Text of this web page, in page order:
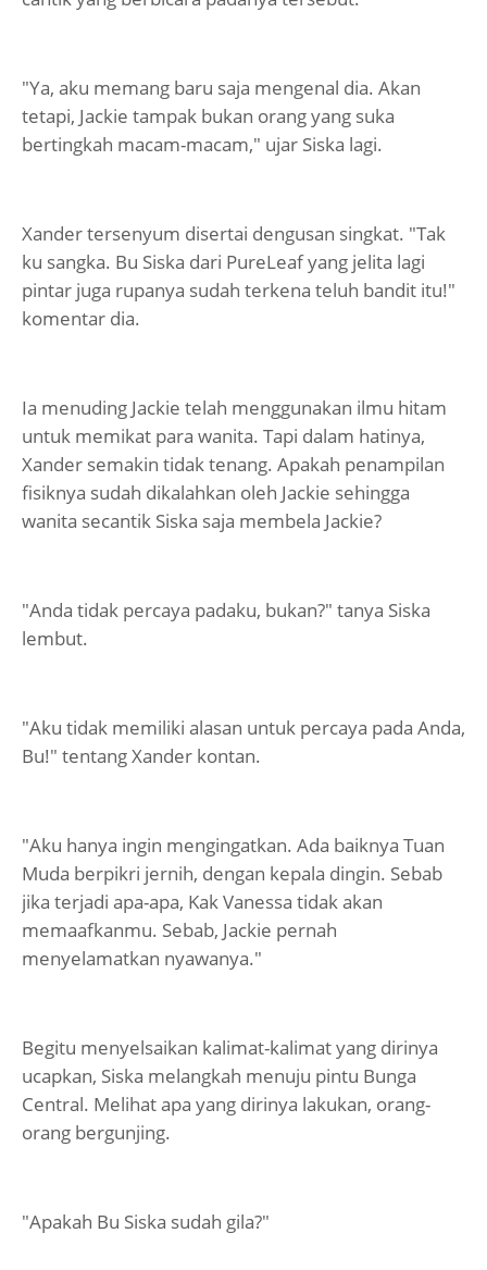
"Ya, aku memang baru saja mengenal dia. Akan
tetapi, Jackie tampak bukan orang yang suka
bertingkah macam-macam," ujar Siska lagi.
Xander tersenyum disertai dengusan singkat. "Tak
ku sangka. Bu Siska dari PureLeaf yang jelita lagi
pintar juga rupanya sudah terkena teluh bandit itu!"
komentar dia.
Ia menuding Jackie telah menggunakan ilmu hitam
untuk memikat para wanita. Tapi dalam hatinya,
Xander semakin tidak tenang. Apakah penampilan
fisiknya sudah dikalahkan oleh Jackie sehingga
wanita secantik Siska saja membela Jackie?
"Anda tidak percaya padaku, bukan?" tanya Siska
lembut.
"Aku tidak memiliki alasan untuk percaya pada Anda,
Bu!" tentang Xander kontan.
"Aku hanya ingin mengingatkan. Ada baiknya Tuan
Muda berpikri jernih, dengan kepala dingin. Sebab
jika terjadi apa-apa, Kak Vanessa tidak akan
memaafkanmu. Sebab, Jackie pernah
menyelamatkan nyawanya."
Begitu menyelsaikan kalimat-kalimat yang dirinya
ucapkan, Siska melangkah menuju pintu Bunga
Central. Melihat apa yang dirinya lakukan, orang-
orang bergunjing.
"Apakah Bu Siska sudah gila?"